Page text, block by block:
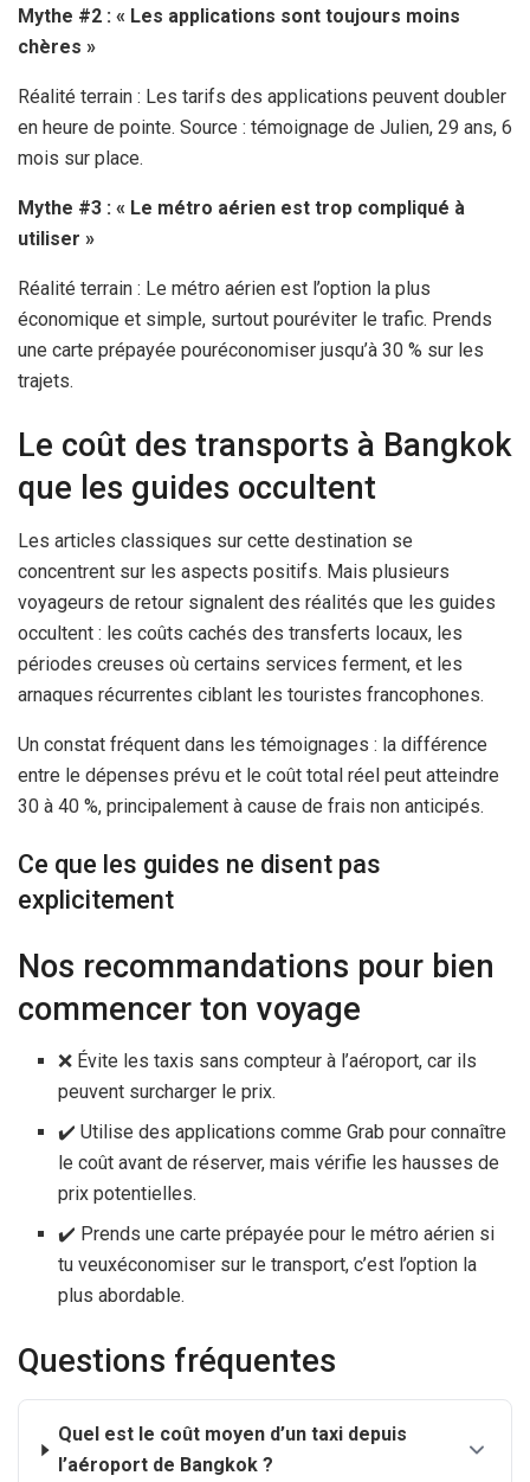
Mythe #2 : « Les applications sont toujours moins
chères »
Réalité terrain : Les tarifs des applications peuvent doubler
en heure de pointe. Source : témoignage de Julien, 29 ans, 6
mois sur place.
Mythe #3 : « Le métro aérien est trop compliqué à
utiliser »
Réalité terrain : Le métro aérien est l’option la plus
économique et simple, surtout pouréviter le trafic. Prends
une carte prépayée pouréconomiser jusqu’à 30 % sur les
trajets.
Le coût des transports à Bangkok
que les guides occultent
Les articles classiques sur cette destination se
concentrent sur les aspects positifs. Mais plusieurs
voyageurs de retour signalent des réalités que les guides
occultent : les coûts cachés des transferts locaux, les
périodes creuses où certains services ferment, et les
arnaques récurrentes ciblant les touristes francophones.
Un constat fréquent dans les témoignages : la différence
entre le dépenses prévu et le coût total réel peut atteindre
30 à 40 %, principalement à cause de frais non anticipés.
Ce que les guides ne disent pas
explicitement
Nos recommandations pour bien
commencer ton voyage
❌ Évite les taxis sans compteur à l’aéroport, car ils
peuvent surcharger le prix.
✔️ Utilise des applications comme Grab pour connaître
le coût avant de réserver, mais vérifie les hausses de
prix potentielles.
✔️ Prends une carte prépayée pour le métro aérien si
tu veuxéconomiser sur le transport, c’est l’option la
plus abordable.
Questions fréquentes
Quel est le coût moyen d’un taxi depuis
l’aéroport de Bangkok ?